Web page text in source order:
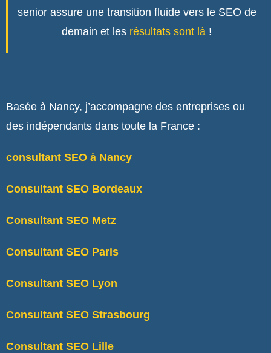
senior assure une transition fluide vers le SEO de
demain et les résultats sont là !
Basée à Nancy, j’accompagne des entreprises ou
des indépendants dans toute la France :
consultant SEO à Nancy
Consultant SEO Bordeaux
Consultant SEO Metz
Consultant SEO Paris
Consultant SEO Lyon
Consultant SEO Strasbourg
Consultant SEO Lille